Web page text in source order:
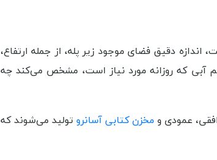
دقیق فضای موجود زیر پله، از جمله ارتفاع،
آبی که روزانه مورد نیاز است، مشخص می‌کند چه
عمودی و مخزن کتابی آسانروتولید می‌شوند که